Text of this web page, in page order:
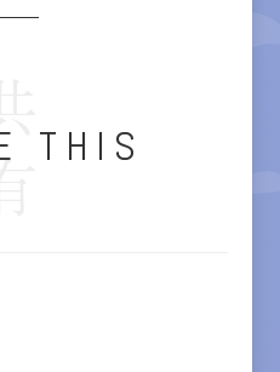
THIS